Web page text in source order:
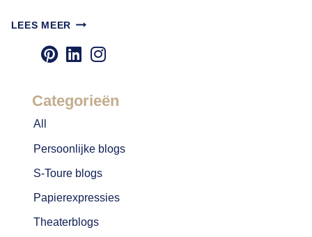
LEES MEER WAAROM
IK
DE
DOEN?
Categorieën
All
Persoonlijke blogs
S-Toure blogs
Papierexpressies
Theaterblogs